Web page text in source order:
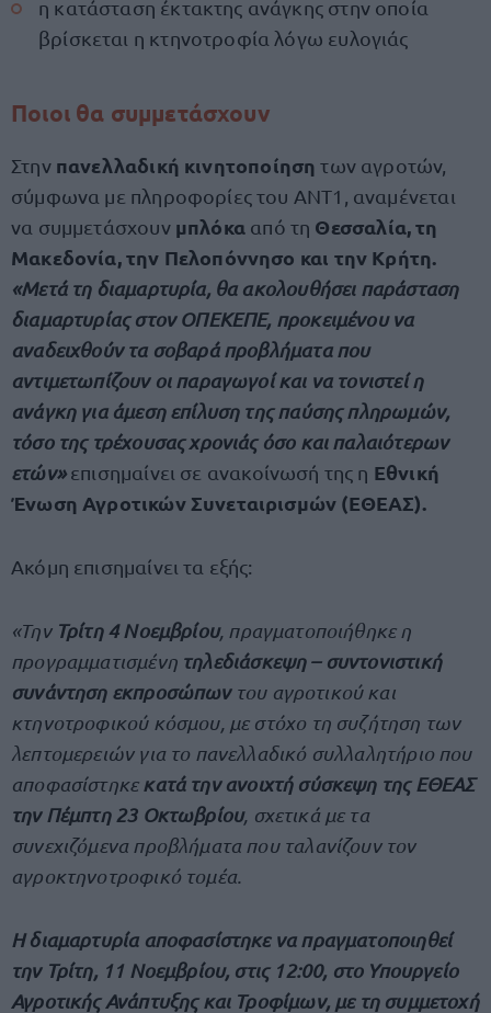
η κατάσταση έκτακτης ανάγκης στην οποία
βρίσκεται η κτηνοτροφία λόγω ευλογιάς
Ποιοι θα συμμετάσχουν
Στην πανελλαδική κινητοποίηση των αγροτών,
σύμφωνα με πληροφορίες του ΑΝΤ1, αναμένεται
να συμμετάσχουν μπλόκα από τη Θεσσαλία, τη
Μακεδονία, την Πελοπόννησο και την Κρήτη.
«Μετά τη διαμαρτυρία, θα ακολουθήσει παράσταση
διαμαρτυρίας στον ΟΠΕΚΕΠΕ, προκειμένου να
αναδειχθούν τα σοβαρά προβλήματα που
αντιμετωπίζουν οι παραγωγοί και να τονιστεί η
ανάγκη για άμεση επίλυση της παύσης πληρωμών,
τόσο της τρέχουσας χρονιάς όσο και παλαιότερων
ετών»επισημαίνει σε ανακοίνωσή της η Εθνική
Ένωση Αγροτικών Συνεταιρισμών (ΕΘΕΑΣ).
Ακόμη επισημαίνει τα εξής:
«Την Τρίτη 4 Νοεμβρίου, πραγματοποιήθηκε η
προγραμματισμένη τηλεδιάσκεψη – συντονιστική
συνάντηση εκπροσώπωντου αγροτικού και
κτηνοτροφικού κόσμου, με στόχο τη συζήτηση των
λεπτομερειών για το πανελλαδικό συλλαλητήριο που
αποφασίστηκε κατά την ανοιχτή σύσκεψη της ΕΘΕΑΣ
την Πέμπτη 23 Οκτωβρίου, σχετικά με τα
συνεχιζόμενα προβλήματα που ταλανίζουν τον
αγροκτηνοτροφικό τομέα.
Η διαμαρτυρία αποφασίστηκε να πραγματοποιηθεί
την Τρίτη, 11 Νοεμβρίου, στις 12:00, στο Υπουργείο
Αγροτικής Ανάπτυξης και Τροφίμων, με τη συμμετοχή